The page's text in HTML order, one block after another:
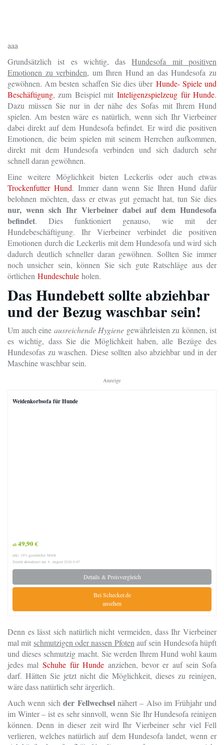
aaa
Grundsätzlich ist es wichtig, dasHundesofa mit positiven
Emotionen zu verbinden, um Ihren Hund an das Hundesofa zu
gewöhnen. Am besten schaffen Sie dies über Hunde- Spiele und
Beschäftigung, zum Beispiel mitInteligenzspielzeug für Hunde.
Dazu müssen Sie nur in der nähe des Sofas mit Ihrem Hund
spielen. Am besten wäre es natürlich, wenn sich Ihr Vierbeiner
dabei direkt auf dem Hundesofa befindet. Er wird die positiven
Emotionen, die beim spielen mit seinem Herrchen aufkommen,
direkt mit dem Hundesofa verbinden und sich dadurch sehr
schnell daran gewöhnen.
Eine weitere Möglichkeit bieten Leckerlis oder auch etwas
Trockenfutter Hund. Immer dann wenn Sie Ihren Hund dafür
belohnen möchten, dass er etwas gut gemacht hat, tun Sie dies
nur, wenn sich Ihr Vierbeiner dabei auf dem Hundesofa
befindet. Dies funktioniert genauso, wie mit der
Hundebeschäftigung. Ihr Vierbeiner verbindet die positiven
Emotionen durch die Leckerlis mit dem Hundesofa und wird sich
dadurch deutlich schneller daran gewöhnen. Sollten Sie immer
noch unsicher sein, können Sie sich gute Ratschläge aus der
örtlichen Hundeschule holen.
Das Hundebett sollte abziehbar
und der Bezug waschbar sein!
Um auch eine ausreichende Hygiene gewährleisten zu können, ist
es wichtig, dass Sie die Möglichkeit haben, alle Bezüge des
Hundesofas zu waschen. Diese sollten also abziehbar und in der
Maschine waschbar sein.
Anzeige
Weidenkorbsofa für Hunde
ab 49,90 €
inkl. 19% gesetzlicher MwSt.
Zuletzt aktualisiert am: 6. August 2026 0:47
Details & Preisvergleich
Bei Schecker.de
ansehen
Denn es lässt sich natürlich nicht vermeiden, dass Ihr Vierbeiner
mal mit schmutzigen oder nassen Pfoten auf sein Hundesofa hüpft
und dieses schmutzig macht. Sie werden Ihrem Hund wohl kaum
jedes malSchuhe für Hundeanziehen, bevor er auf sein Sofa
darf. Hätten Sie jetzt nicht die Möglichkeit, dieses zu reinigen,
wäre dass natürlich sehr ärgerlich.
Auch wenn sichder Fellwechselnähert – Also im Frühjahr und
im Winter – ist es sehr sinnvoll, wenn Sie Ihr Hundesofa reinigen
können. Denn in dieser zeit wird Ihr Vierbeiner sehr viel Fell
verlieren, welches natürlich auf dem Hundesofa landet, wenn er